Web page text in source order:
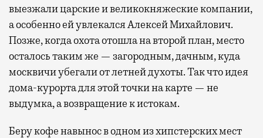
выезжали царские и великокняжеские компании,
а особенно ей увлекался Алексей Михайлович.
Позже, когда охота отошла на второй план, место
осталось таким же — загородным, дачным, куда
москвичи убегали от летней духоты. Так что идея
дома-курорта для этой точки на карте — не
выдумка, а возвращение к истокам.
Беру кофе навынос в одном из хипстерских мест